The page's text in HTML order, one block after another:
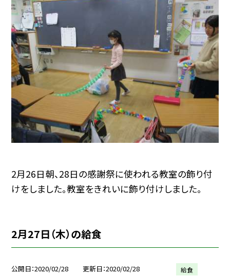
2月26日朝、28日の感謝祭に使われる教室の飾り付
けをしました。教室をきれいに飾り付けしました。
2月27日（木）の給食
公開日 2020/02/28 更新日 2020/02/28 給食